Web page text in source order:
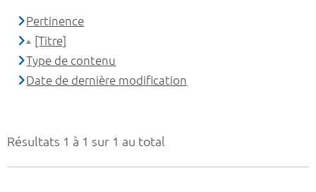
Résultats 1 à 1 sur 1 au total
Pertinence
[Titre]
Type de contenu
Date de dernière modification